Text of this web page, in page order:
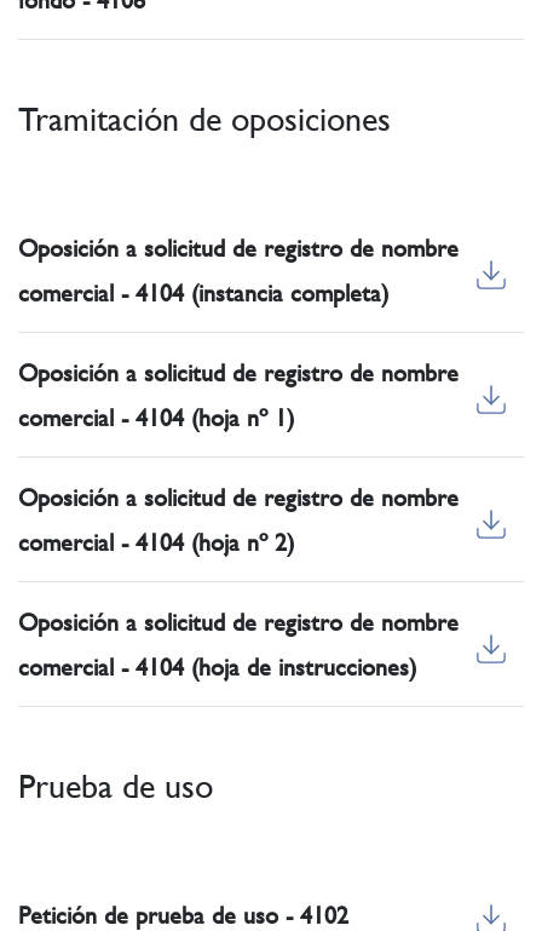
Tramitación de oposiciones
Oposición a solicitud de registro de nombre
comercial - 4104 (instancia completa)
Oposición a solicitud de registro de nombre
comercial - 4104 (hoja nº 1)
Oposición a solicitud de registro de nombre
comercial - 4104 (hoja nº 2)
Oposición a solicitud de registro de nombre
comercial - 4104 (hoja de instrucciones)
Prueba de uso
Petición de prueba de uso - 4102